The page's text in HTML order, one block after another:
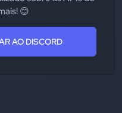
😊
AO DISCORD